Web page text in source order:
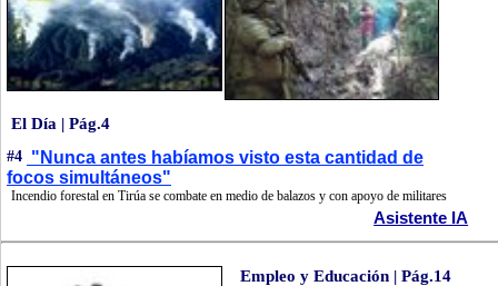
El Día | Pág.4
#4 "Nunca antes habíamos visto esta cantidad de
focos simultáneos"
Incendio forestal en Tirúa se combate en medio de balazos y con apoyo de militares
Asistente IA
Empleo y Educación | Pág.14